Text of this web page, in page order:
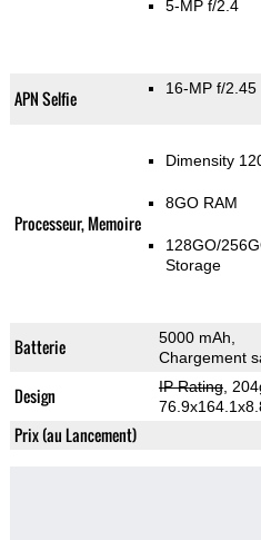
5-MP f/2.4
APN Selfie 16-MP f/2.45
Processeur, Memoire
Dimensity
8GO RAM
128GO/
Storage
Batterie
5000 mAh,
Chargement
Design IP Rating,
Prix (au Lancement)